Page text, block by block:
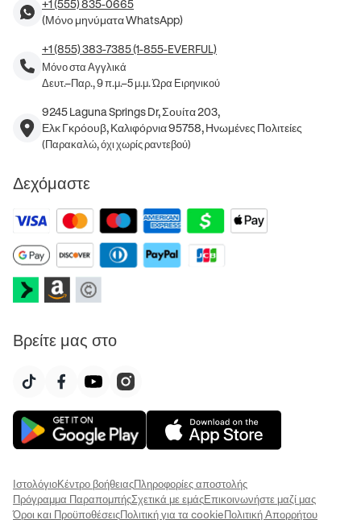
+1 (555) 835-0665
(Μόνο μηνύματα WhatsApp)
+1 (855) 383-7385 (1-855-EVERFUL)
Μόνο στα Αγγλικά
Δευτ.–Παρ., 9 π.μ.–5 μ.μ. Ώρα Ειρηνικού
9245 Laguna Springs Dr, Σουίτα 203,
Ελκ Γκρόουβ, Καλιφόρνια 95758, Ηνωμένες Πολιτείες
(Παρακαλώ, όχι χωρίς ραντεβού)
Δεχόμαστε
Βρείτε μας στο
ΙστολόγιοΚέντρο βοήθειαςΠληροφορίες αποστολής
Πρόγραμμα ΠαραπομπήςΣχετικά με εμάςΕπικοινωνήστε μαζί μας
Όροι και ΠροϋποθέσειςΠολιτική για τα cookieΠολιτική Απορρήτου